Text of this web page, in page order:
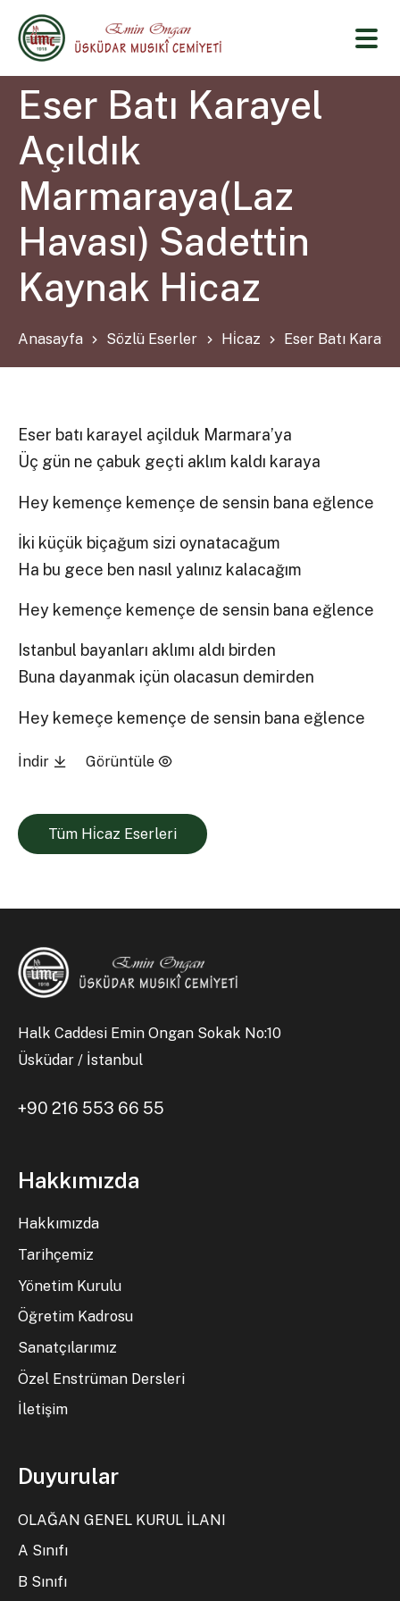
Eser Batı Karayel
Açıldık
Marmaraya(Laz
Havası) Sadettin
Kaynak Hicaz
Anasayfa Sözlü Eserler Hi̇caz Eser Batı
Eser batı karayel açilduk Marmara’ya
Üç gün ne çabuk geçti aklım kaldı karaya
Hey kemençe kemençe de sensin bana eğlence
İki küçük biçağum sizi oynatacağum
Ha bu gece ben nasıl yalınız kalacağım
Hey kemençe kemençe de sensin bana eğlence
Istanbul bayanları aklımı aldı birden
Buna dayanmak içün olacasun demirden
Hey kemeçe kemençe de sensin bana eğlence
İndir Görüntüle
Tüm Hi̇caz Eserleri
Halk Caddesi Emin Ongan Sokak No:10
Üsküdar / İstanbul
+90 216 553 66 55
Hakkımızda
Hakkımızda
Tarihçemiz
Yönetim Kurulu
Öğretim Kadrosu
Sanatçılarımız
Özel Enstrüman Dersleri
İletişim
Duyurular
OLAĞAN GENEL KURUL İLANI
A Sınıfı
B Sınıfı